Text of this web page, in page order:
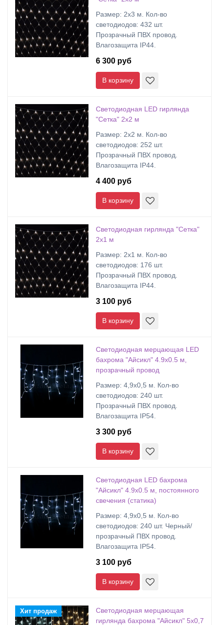
Размер: 2х3 м. Кол-во
светодиодов: 432 шт.
Прозрачный ПВХ провод.
Влагозащита IP44.
6 300 руб
В корзину
Светодиодная LED гирлянда
"Сетка" 2х2 м
Размер: 2х2 м. Кол-во
светодиодов: 252 шт.
Прозрачный ПВХ провод.
Влагозащита IP44.
4 400 руб
В корзину
Светодиодная гирлянда "Сетка"
2х1 м
Размер: 2х1 м. Кол-во
светодиодов: 176 шт.
Прозрачный ПВХ провод.
Влагозащита IP44.
3 100 руб
В корзину
Светодиодная мерцающая LED
бахрома "Айсикл" 4.9х0.5 м,
прозрачный провод
Размер: 4,9х0,5 м. Кол-во
светодиодов: 240 шт.
Прозрачный ПВХ провод.
Влагозащита IP54.
3 300 руб
В корзину
Светодиодная LED бахрома
"Айсикл" 4.9х0.5 м, постоянного
свечения (статика)
Размер: 4,9х0,5 м. Кол-во
светодиодов: 240 шт. Черный/
прозрачный ПВХ провод.
Влагозащита IP54.
3 100 руб
В корзину
Хит продаж
Светодиодная мерцающая
гирлянда бахрома "Айсикл" 5х0,7